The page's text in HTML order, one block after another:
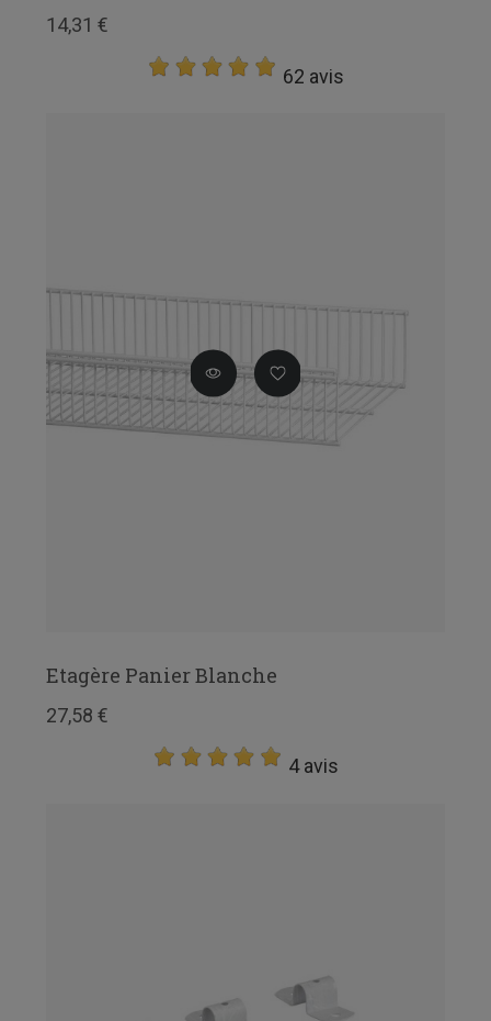
14,31 €
62 avis
Etagère Panier Blanche
27,58 €
4 avis